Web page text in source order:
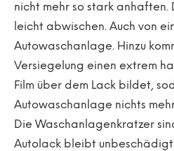
nicht mehr so stark anhaften.
leicht abwischen. Auch von
Autowaschanlage. Hinzu
Versiegelung einen extrem
Film über dem Lack bildet,
Autowaschanlage nichts
Die Waschanlagenkratzer
Autolack bleibt unbeschädigt